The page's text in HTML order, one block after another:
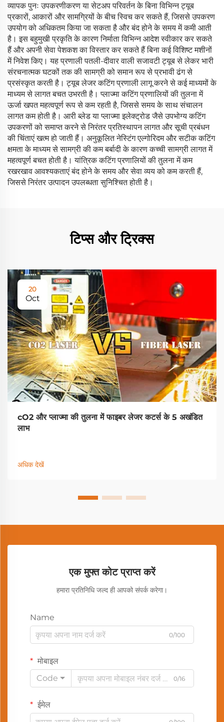
व्यापक पुनः उपकरणीकरण या सेटअप परिवर्तन के बिना विभिन्न ट्यूब
प्रकारों, आकारों और सामग्रियों के बीच स्विच कर सकते हैं, जिससे उपकरण
उपयोग को अधिकतम किया जा सकता है और बंद होने के समय में कमी आती
है। इस बहुमुखी प्रकृति के कारण निर्माता विभिन्न आदेश स्वीकार कर सकते
हैं और अपनी सेवा पेशकश का विस्तार कर सकते हैं बिना कई विशिष्ट मशीनों
में निवेश किए। यह प्रणाली पतली-दीवार वाली सजावटी ट्यूब से लेकर भारी
संरचनात्मक घटकों तक की सामग्री को समान रूप से प्रभावी ढंग से
प्रसंस्कृत करती है। ट्यूब लेजर कटिंग प्रणाली लागू करने से कई माध्यमों के
माध्यम से लागत बचत उभरती है। प्लाज्मा कटिंग प्रणालियों की तुलना में
ऊर्जा खपत महत्वपूर्ण रूप से कम रहती है, जिससे समय के साथ संचालन
लागत कम होती है। आरी ब्लेड या प्लाज्मा इलेक्ट्रोड जैसे उपभोग्य कटिंग
उपकरणों को समाप्त करने से निरंतर प्रतिस्थापन लागत और सूची प्रबंधन
की चिंताएं खत्म हो जाती हैं। अनुकूलित नेस्टिंग एल्गोरिदम और सटीक कटिंग
क्षमता के माध्यम से सामग्री की कम बर्बादी के कारण कच्ची सामग्री लागत में
महत्वपूर्ण बचत होती है। यांत्रिक कटिंग प्रणालियों की तुलना में कम
रखरखाव आवश्यकताएं बंद होने के समय और सेवा व्यय को कम करती हैं,
जिससे निरंतर उत्पादन उपलब्धता सुनिश्चित होती है।
टिप्स और ट्रिक्स
20
Oct
cO2 और प्लाज्मा की तुलना में फाइबर लेजर कटर्स के 5 अखंडित
लाभ
अधिक देखें
एक मुफ्त कोट प्राप्त करें
हमारा प्रतिनिधि जल्द ही आपको संपर्क करेगा।
Name
0/100
मोबाइल
Code
0/16
ईमेल